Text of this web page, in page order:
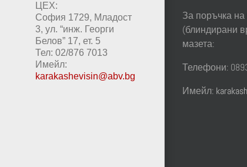
ЦЕХ:
София 1729, Младост
3, ул. “инж. Георги
Белов” 17, ет. 5
Тел: 02/876 7013
Имейл:
karakashevisin@abv.bg
За поръчка
(блиндирани
мазета:
Телефони:
Имейл: